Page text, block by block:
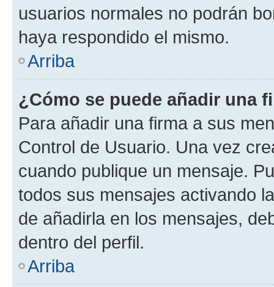
usuarios normales no podrán
haya respondido el mismo.
Arriba
¿Cómo se puede añadir una
Para añadir una firma a sus
Control de Usuario. Una vez
cuando publique un mensaje.
todos sus mensajes activando
de añadirla en los mensajes,
dentro del perfil.
Arriba